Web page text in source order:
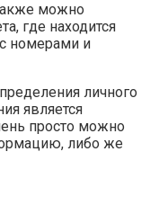
можно
где находится
номерами и
личного
является
просто можно
либо же